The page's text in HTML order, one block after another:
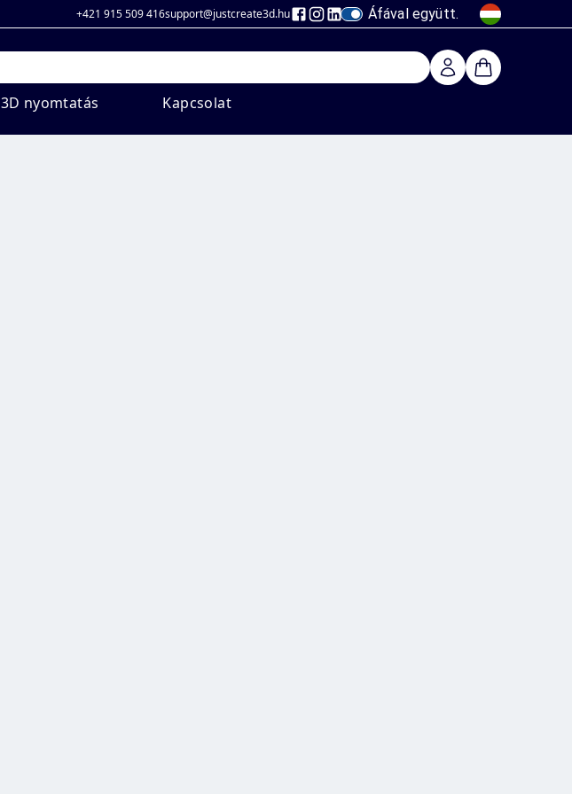
+421 915 509 416support@justcreate3d.hu Áfával együtt.
3D nyomtatás Kapcsolat